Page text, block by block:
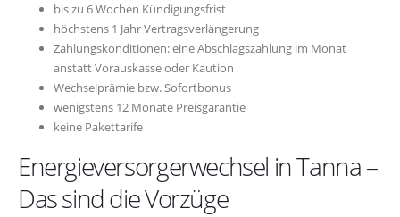
bis zu 6 Wochen Kündigungsfrist
höchstens 1 Jahr Vertragsverlängerung
Zahlungskonditionen: eine Abschlagszahlung im Monat
anstatt Vorauskasse oder Kaution
Wechselprämie bzw. Sofortbonus
wenigstens 12 Monate Preisgarantie
keine Pakettarife
Energieversorgerwechsel in Tanna –
Das sind die Vorzüge